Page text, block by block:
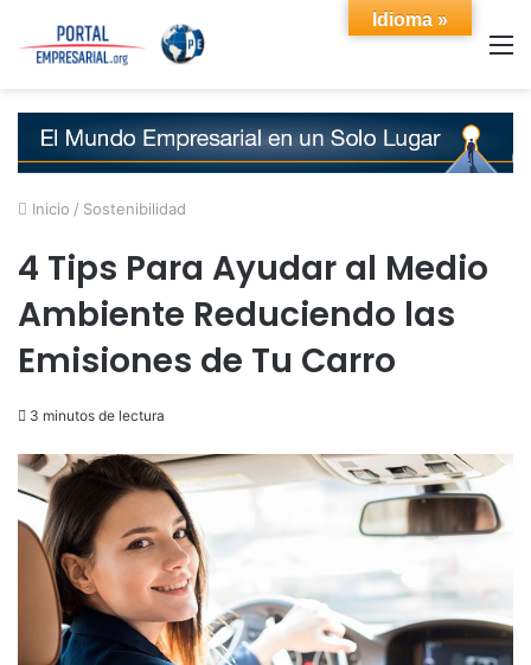
Inicio / Sostenibilidad
4 Tips Para Ayudar al Medio
Ambiente Reduciendo las
Emisiones de Tu Carro
3 minutos de lectura
Idioma »